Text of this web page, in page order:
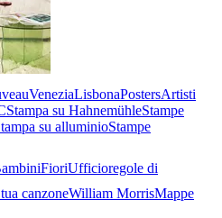
VeneziaLisbonaPostersArtisti
Stampa su HahnemühleStampe
su alluminioStampe
FioriUfficioregole di
canzoneWilliam MorrisMappe